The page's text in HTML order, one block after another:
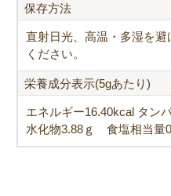
保存方法
直射日光、高温・多湿を
ください。
栄養成分表示(5gあたり)
エネルギー16.40kcal タ
水化物3.88ｇ 食塩相当量